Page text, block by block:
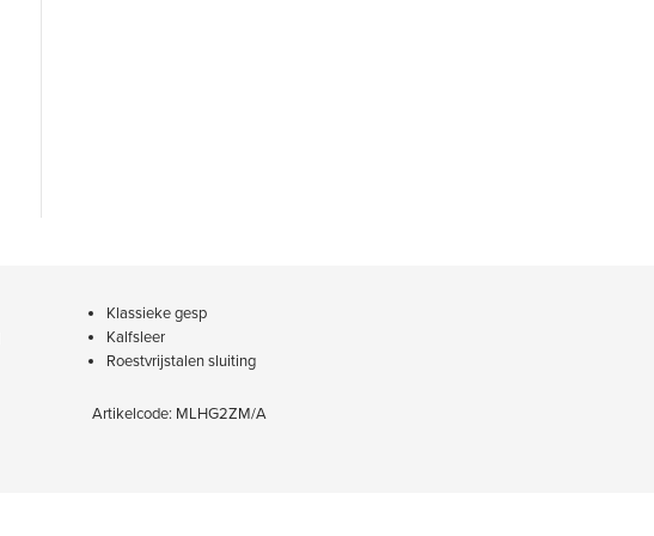
Klassieke gesp
Kalfsleer
Roestvrijstalen sluiting
Artikelcode: MLHG2ZM/A